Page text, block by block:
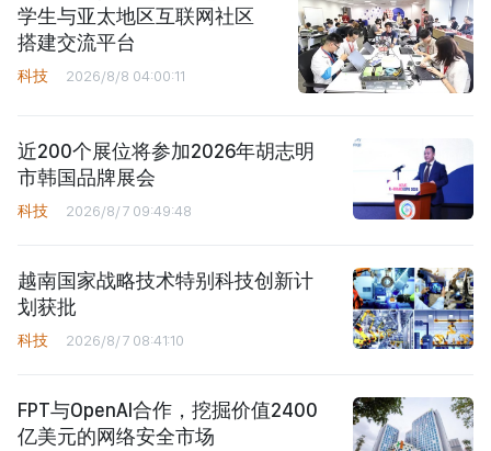
学生与亚太地区互联网社区
搭建交流平台
科技 2026/8/8 04:00:11
近200个展位将参加2026年胡志明
市韩国品牌展会
科技 2026/8/7 09:49:48
越南国家战略技术特别科技创新计
划获批
科技 2026/8/7 08:41:10
FPT与OpenAI合作，挖掘价值2400
亿美元的网络安全市场